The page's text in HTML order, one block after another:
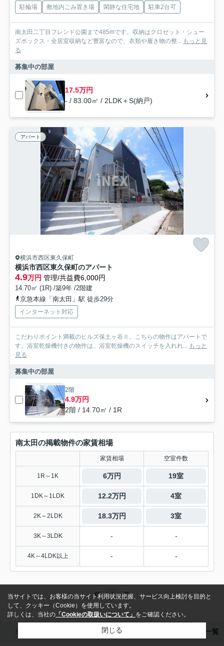
駐輪場 敷地内ごみ置き場 閑静な住宅地 駐車2台可
南太田二丁目フレンド公園まで485mです。収納はクロゼット・シュー
ズボックス・全居室収納など豊富なので、衣類や履き物の整...
もっと見
る
募集中の部屋
17.5万円
- / 83.00㎡ / 2LDK＋S(納戸)
アパート
横浜市西区東久保町
横浜市西区東久保町のアパート
4.9万円 管理/共益費6,000円
14.70㎡ (1R) /築9年 /2階建
京急本線「南太田」駅 徒歩29分
インターネット対応
こだわりポイント満載のヒルズ保土ヶ谷Ⅱ。こちらの物件はアパートで
す。浴室乾燥機付きの物件は、浴室乾燥機のスイッチを入れれ...
もっと
見る
募集中の部屋
2階
4.9万円
2階 / 14.70㎡ / 1R
南太田の掲載物件の家賃相場
家賃相場 空室件数
1R～1K 6万円 19室
1DK～1LDK 12.2万円 4室
2K～2LDK 18.3万円 3室
3K～3LDK - -
4K～4LDK以上 - -
1
京急本線の賃貸物件一覧 京急本線 南太田駅の賃貸物件一覧
当サイトでは、お客様の当サイト利用状況把握、サービス向上検討を目的と
して、クッキー（Cookie）を使用しています。
詳しくは、当社の 「Cookieの取扱いについて」 をご確認ください。
閉じる